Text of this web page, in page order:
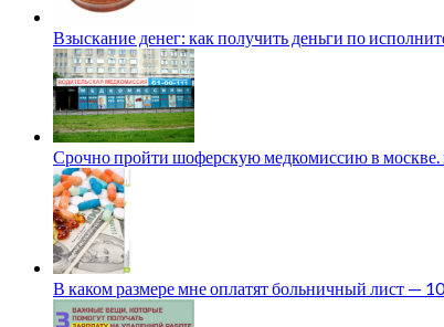
Взыскание денег: как получить деньги по
Срочно пройти шоферскую медкомиссию в
В каком размере мне оплатят больничный лист —